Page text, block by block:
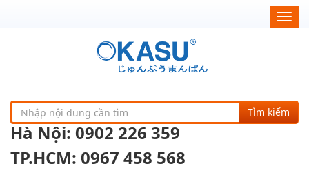
Tìm kiếm
Hà Nội: 0902 226 359
TP.HCM: 0967 458 568